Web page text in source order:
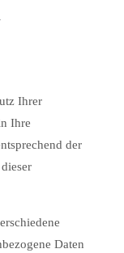
Ihrer
Ihre
der
Daten